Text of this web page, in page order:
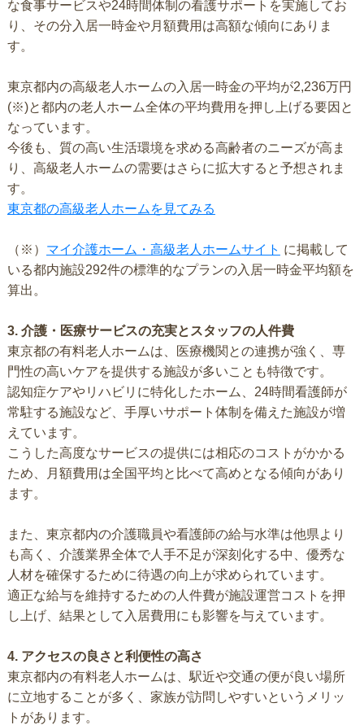
な食事サービスや24時間体制の看護サポートを実施してお
り、その分入居一時金や月額費用は高額な傾向にありま
す。
東京都内の高級老人ホームの入居一時金の平均が2,236万円
(※)と都内の老人ホーム全体の平均費用を押し上げる要因と
なっています。
今後も、質の高い生活環境を求める高齢者のニーズが高ま
り、高級老人ホームの需要はさらに拡大すると予想されま
す。
東京都の高級老人ホームを見てみる
（※） マイ介護ホーム・高級老人ホームサイト に掲載して
いる都内施設292件の標準的なプランの入居一時金平均額を
算出。
3. 介護・医療サービスの充実とスタッフの人件費
東京都の有料老人ホームは、医療機関との連携が強く、専
門性の高いケアを提供する施設が多いことも特徴です。
認知症ケアやリハビリに特化したホーム、24時間看護師が
常駐する施設など、手厚いサポート体制を備えた施設が増
えています。
こうした高度なサービスの提供には相応のコストがかかる
ため、月額費用は全国平均と比べて高めとなる傾向があり
ます。
また、東京都内の介護職員や看護師の給与水準は他県より
も高く、介護業界全体で人手不足が深刻化する中、優秀な
人材を確保するために待遇の向上が求められています。
適正な給与を維持するための人件費が施設運営コストを押
し上げ、結果として入居費用にも影響を与えています。
4. アクセスの良さと利便性の高さ
東京都内の有料老人ホームは、駅近や交通の便が良い場所
に立地することが多く、家族が訪問しやすいというメリッ
トがあります。